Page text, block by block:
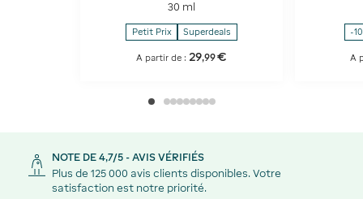
30 ml
Petit Prix Superdeals
A partir de : 29,99€
-
A
NOTE DE 4,7/5 - AVIS VÉRIFIÉS
Plus de 125 000 avis clients disponibles. Votre
satisfaction est notre priorité.